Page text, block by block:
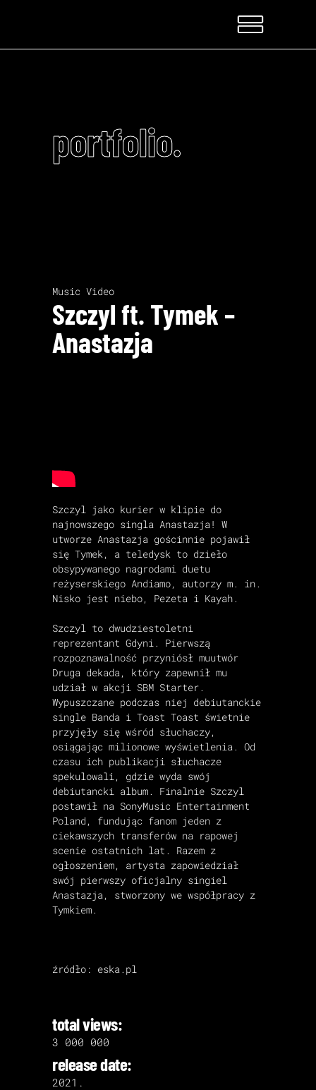
portfolio.
Music Video
Szczyl ft. Tymek –
Anastazja
Szczyl jako kurier w klipie do
najnowszego singla Anastazja! W
utworze Anastazja gościnnie pojawił
się Tymek, a teledysk to dzieło
obsypywanego nagrodami duetu
reżyserskiego Andiamo, autorzy m. in.
Nisko jest niebo, Pezeta i Kayah.
Szczyl to dwudziestoletni
reprezentant Gdyni. Pierwszą
rozpoznawalność przyniósł muutwór
Druga dekada, który zapewnił mu
udział w akcji SBM Starter.
Wypuszczane podczas niej debiutanckie
single Banda i Toast Toast świetnie
przyjęły się wśród słuchaczy,
osiągając milionowe wyświetlenia. Od
czasu ich publikacji słuchacze
spekulowali, gdzie wyda swój
debiutancki album. Finalnie Szczyl
postawił na SonyMusic Entertainment
Poland, fundując fanom jeden z
ciekawszych transferów na rapowej
scenie ostatnich lat. Razem z
ogłoszeniem, artysta zapowiedział
swój pierwszy oficjalny singiel
Anastazja, stworzony we współpracy z
Tymkiem.
źródło: eska.pl
total views:
3 000 000
release date:
2021.